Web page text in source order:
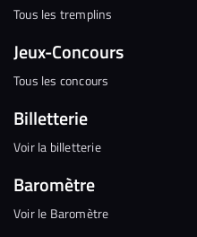
Tous les tremplins
Jeux-Concours
Tous les concours
Billetterie
Voir la billetterie
Baromètre
Voir le Baromètre